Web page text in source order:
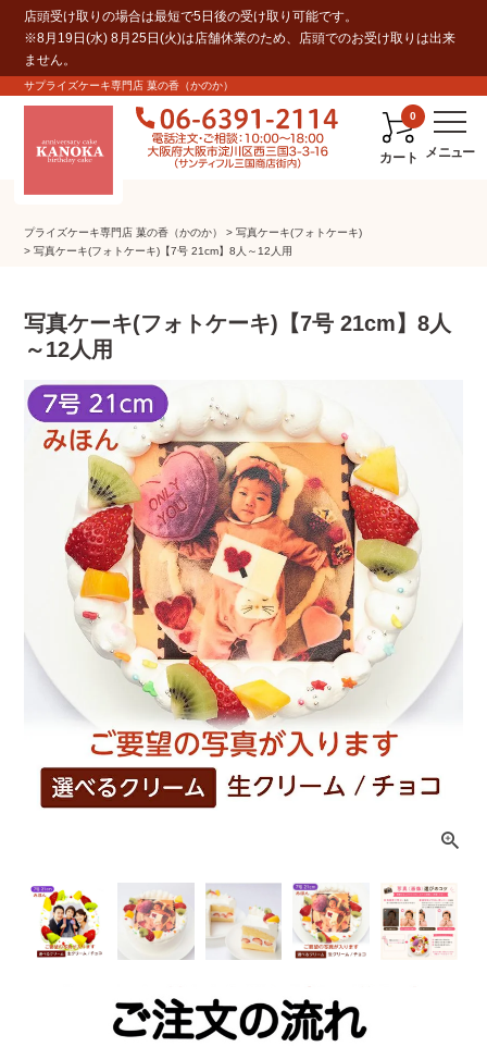
店頭受け取りの場合は最短で5日後の受け取り可能です。
※8月19日(水) 8月25日(火)は店舗休業のため、店頭でのお受け取りは出来
ません。
サプライズケーキ専門店 菓の香（かのか）
0
カート
プライズケーキ専⾨店 菓の⾹（かのか）
写真ケーキ(フォトケーキ)
写真ケーキ(フォトケーキ)【7号 21cm】8人～12人用
写真ケーキ(フォトケーキ)【7号 21cm】8人
～12人用